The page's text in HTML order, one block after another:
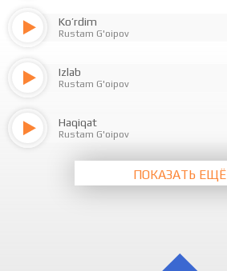
Ko’rdim
Rustam G'oipov
Izlab
Rustam G'oipov
Haqiqat
Rustam G'oipov
ПОКАЗАТЬ ЕЩЁ